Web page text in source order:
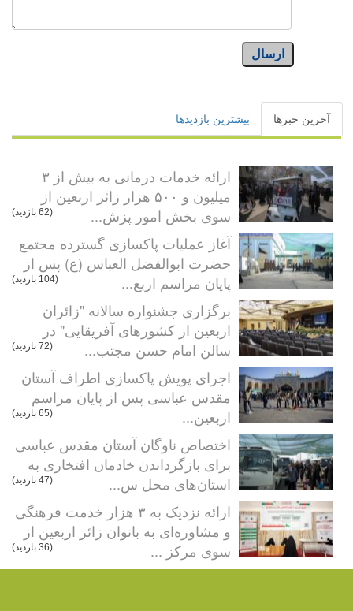
ارسال
آخرین خبرها بیشترین بازدیدها
ارائه خدمات درمانی به بیش از ۳
میلیون و ۵۰۰ هزار زائر اربعین از
سوی بخش امور پزش...
(62 بازدید)
آغاز عملیات پاکسازی گسترده مجتمع
حضرت ابوالفضل العباس (ع) پس از
پایان مراسم اربع...
(104 بازدید)
برگزاری جشنواره سالانه "زائران
اربعین از کشورهای آفریقایی" در
سالن امام حسن مجتب...
(72 بازدید)
اجرای پویش پاکسازی اطراف آستان
مقدس عباسی پس از پایان مراسم
اربعین...
(65 بازدید)
اختصاص ناوگان آستان مقدس عباسی
برای بازگرداندن خادمان افتخاری به
استان‌های محل س...
(47 بازدید)
ارائه نزدیک به ۳ هزار خدمت فرهنگی
و مشاوره‌ای به بانوان زائر اربعین از
سوی مرکز ...
(36 بازدید)